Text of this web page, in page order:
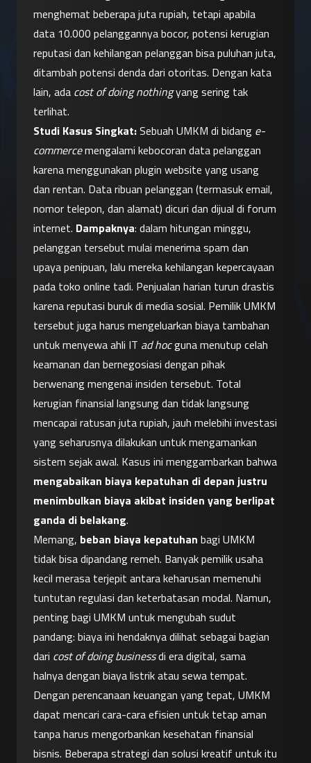
menghemat beberapa juta rupiah, tetapi apabila
data 10.000 pelanggannya bocor, potensi kerugian
reputasi dan kehilangan pelanggan bisa puluhan juta,
ditambah potensi denda dari otoritas. Dengan kata
lain, ada cost of doing nothing yang sering tak
terlihat.
Studi Kasus Singkat: Sebuah UMKM di bidang e-
commerce mengalami kebocoran data pelanggan
karena menggunakan plugin website yang usang
dan rentan. Data ribuan pelanggan (termasuk email,
nomor telepon, dan alamat) dicuri dan dijual di forum
internet. Dampaknya: dalam hitungan minggu,
pelanggan tersebut mulai menerima spam dan
upaya penipuan, lalu mereka kehilangan kepercayaan
pada toko online tadi. Penjualan harian turun drastis
karena reputasi buruk di media sosial. Pemilik UMKM
tersebut juga harus mengeluarkan biaya tambahan
untuk menyewa ahli IT ad hoc guna menutup celah
keamanan dan bernegosiasi dengan pihak
berwenang mengenai insiden tersebut. Total
kerugian finansial langsung dan tidak langsung
mencapai ratusan juta rupiah, jauh melebihi investasi
yang seharusnya dilakukan untuk mengamankan
mengabaikan biaya kepatuhan di depan justru
menimbulkan biaya akibat insiden yang berlipat
ganda di belakang.
Memang, beban biaya kepatuhan bagi UMKM
tidak bisa dipandang remeh. Banyak pemilik usaha
kecil merasa terjepit antara keharusan memenuhi
tuntutan regulasi dan keterbatasan modal. Namun,
penting bagi UMKM untuk mengubah sudut
pandang: biaya ini hendaknya dilihat sebagai bagian
dari cost of doing business di era digital, sama
halnya dengan biaya listrik atau sewa tempat.
Dengan perencanaan keuangan yang tepat, UMKM
dapat mencari cara-cara efisien untuk tetap aman
tanpa harus mengorbankan kesehatan finansial
bisnis. Beberapa strategi dan solusi kreatif untuk itu